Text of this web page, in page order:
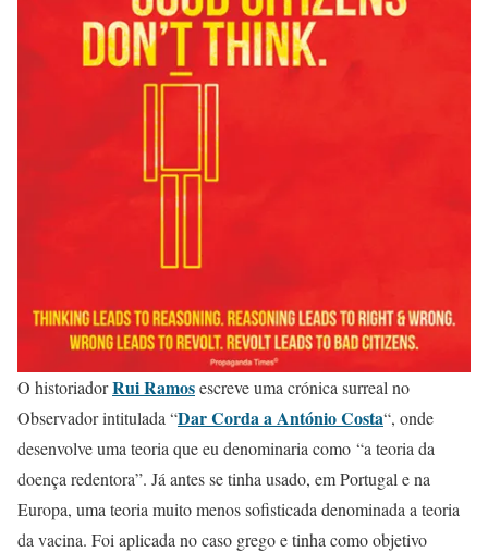
O historiadorRui Ramosescreve uma crónica surreal no
Observadorintitulada “Dar Corda a António Costa“, onde
desenvolve uma teoria que eu denominaria como “a teoria da
doença redentora”. Já antes se tinha usado, em Portugal e na
Europa, uma teoria muito menos sofisticada denominada a teoria
da vacina. Foi aplicada no caso grego e tinha como objetivo